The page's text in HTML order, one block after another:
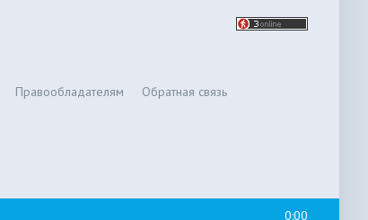
Правообладателям Обратная связь
0:00